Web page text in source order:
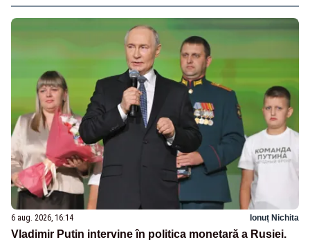
6 aug. 2026, 16:14 Ionuț Nichita
Vladimir Putin intervine în politica monetară a Rusiei.